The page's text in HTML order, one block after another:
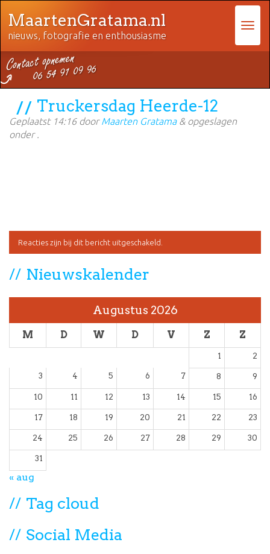
MaartenGratama.nl
nieuws, fotografie en enthousiasme
Truckersdag Heerde-12
Geplaatst 14:16doorMaarten Gratama &opgeslagen
onder .
Reacties zijn bij dit bericht uitgeschakeld.
Nieuwskalender
Augustus 2026
M D W D V Z Z
1 2
3 4 5 6 7 8 9
10 11 12 13 14 15 16
17 18 19 20 21 22 23
24 25 26 27 28 29 30
31
« aug
Tag cloud
Social Media